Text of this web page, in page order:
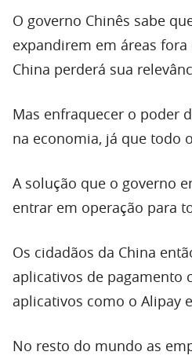
O governo Chinês sabe
expandirem em áreas
China perderá sua
Mas enfraquecer o poder
na economia, já que todo
A solução que o governo
entrar em operação para
Os cidadãos da China
aplicativos de pagamento
aplicativos como o Alipay
No resto do mundo as